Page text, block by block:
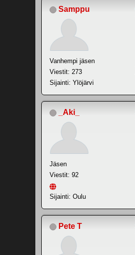
Samppu
Vanhempi jäsen
Viestit: 273
Sijainti: Ylöjärvi
_Aki_
Jäsen
Viestit: 92
Sijainti: Oulu
Pete T